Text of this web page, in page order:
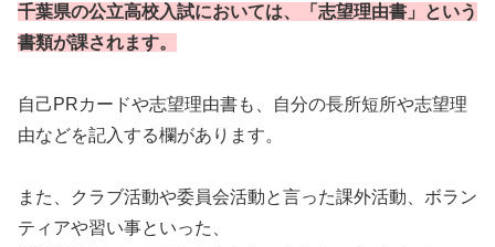
千葉県の公立高校入試においては、「志望理由書」という
書類が課されます。
自己PRカードや志望理由書も、自分の長所短所や志望理
由などを記入する欄があります。
また、クラブ活動や委員会活動と言った課外活動、ボラン
ティアや習い事といった、